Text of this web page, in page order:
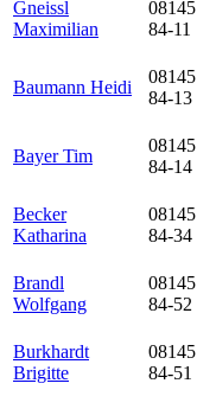
Gneissl
Maximilian
08145
84-11
Baumann Heidi
08145
84-13
Bayer Tim
08145
84-14
Becker
Katharina
08145
84-34
Brandl
Wolfgang
08145
84-52
Burkhardt
Brigitte
08145
84-51